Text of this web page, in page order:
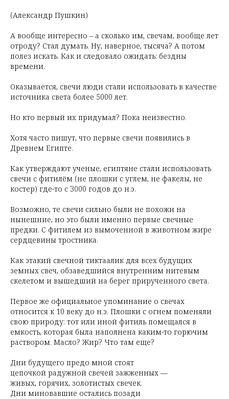
(Александр Пушкин)
А вообще интересно – а сколько им, свечам, вообще лет
отроду? Стал думать. Ну, наверное, тысяча? А потом
полез искать. Как и следовало ожидать: бездны
времени.
Оказывается, свечи люди стали использовать в качестве
источника света более 5000 лет.
Но кто первый их придумал? Пока неизвестно.
Хотя часто пишут, что первые свечи появились в
Древнем Египте.
Как утверждают ученые, египтяне стали использовать
свечи с фитилём (не плошки с углем, не факелы, не
костер) где-то с 3000 годов до н.э.
Возможно, те свечи сильно были не похожи на
нынешние, но это были именно первые свечные
предки. С фитилем из вымоченной в животном жире
сердцевины тростника.
Как этакий свечной тиктаалик для всех будущих
земных свеч, обзаведшийся внутренним нитевым
скелетом и вышедший на берег прирученного света.
Первое же официальное упоминание о свечах
относится к 10 веку до н.э. Плошки с огнем поменяли
свою природу: тот или иной фитиль помещался в
емкость, которая была наполнена каким-то горючим
раствором. Масло? Жир? Что там еще?
Дни будущего предо мной стоят
цепочкой радужной свечей зажженных —
живых, горячих, золотистых свечек.
Дни миновавшие остались позади